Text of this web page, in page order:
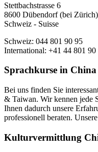
Stettbachstrasse 6
8600 Dübendorf (bei Zürich)
Schweiz - Suisse
Schweiz: 044 801 90 95
International: +41 44 801 90
Sprachkurse in
Bei uns finden Sie
& Taiwan. Wir kennen jede
Ihnen dadurch unsere
professionell beraten.
Kulturvermittlung